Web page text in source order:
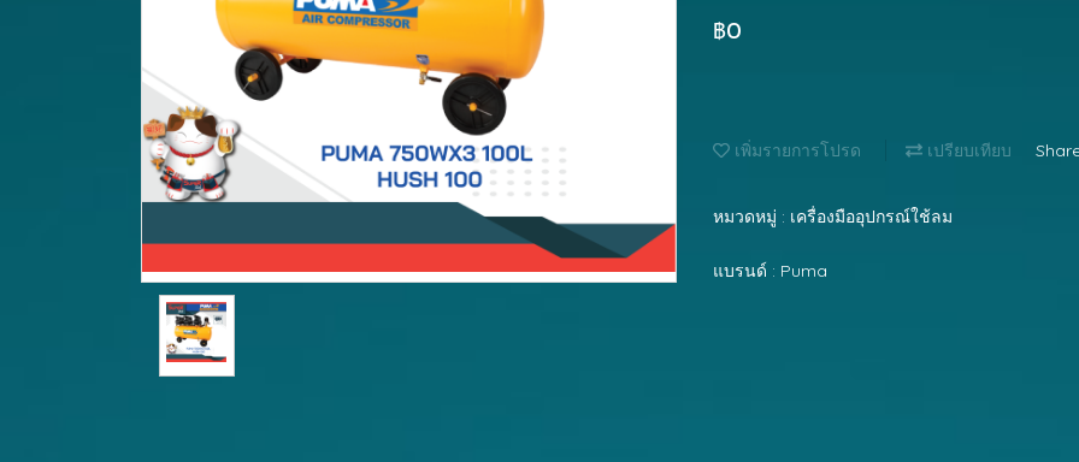
฿0
เพิ่มรายการโปรด เปรียบเทียบ
หมวดหมู่ : เครื่องมืออุปกรณ์ใช้ลม
แบรนด์ : Puma